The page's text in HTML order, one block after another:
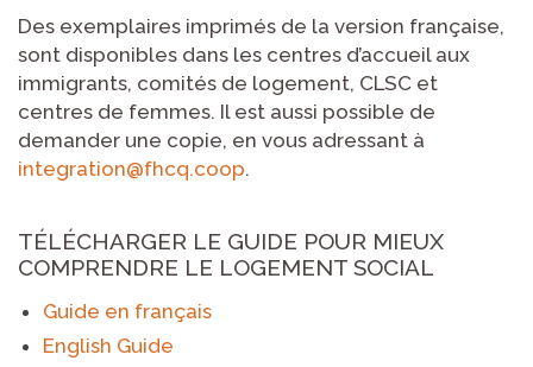
Des exemplaires imprimés de la version française,
sont disponibles dans les centres d’accueil aux
immigrants, comités de logement, CLSC et
centres de femmes. Il est aussi possible de
demander une copie, en vous adressant à
integration@fhcq.coop.
TÉLÉCHARGER LE GUIDE POUR MIEUX
COMPRENDRE LE LOGEMENT SOCIAL
Guide en français
English Guide